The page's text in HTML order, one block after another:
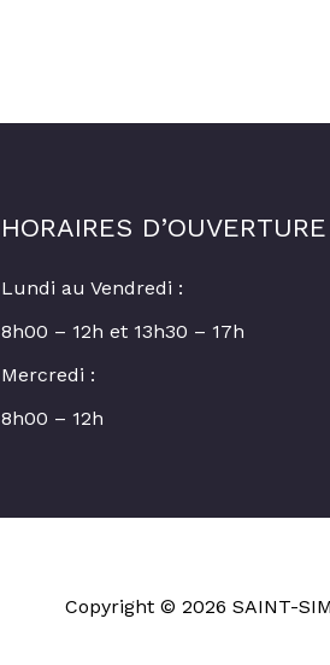
HORAIRES D’OUVERTURE
Lundi au Vendredi :
8h00 – 12h et 13h30 – 17h
Mercredi :
8h00 – 12h
Copyright © 2026 SAINT-